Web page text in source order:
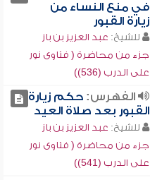
في منع النساء من
زيارة القبور
للشيخ: عبد العزيز بن باز
جزء من محاضرة ( فتاوى نور
على الدرب (536))
الفهرس:حكم زيارة
القبور بعد صلاة العيد
للشيخ: عبد العزيز بن باز
جزء من محاضرة ( فتاوى نور
على الدرب (541))